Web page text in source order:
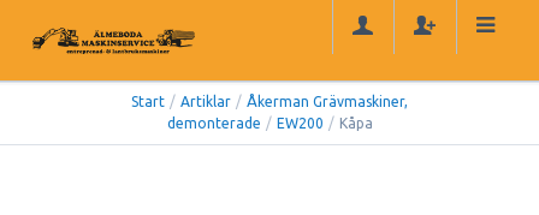
Start / Artiklar / Åkerman Grävmaskiner,
demonterade / EW200 / Kåpa